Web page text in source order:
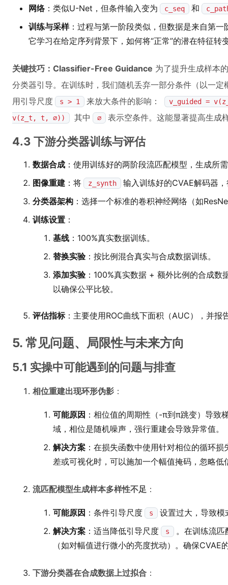
网络：类似U-Net，但条件输入变为 c_seq 和
训练与采样：过程与第一阶段类似，但数据是来自第
它学习在给定序列背景下，如何将“正常”的潜在特征转
关键技巧：Classifier-Free Guidance 为了提升生成样本
分类器引导。在训练时，我们随机丢弃一部分条件（以一
用引导尺度
s > 1 来放大条件的影响：
v_guided =
v(z_t, t, ∅))
其中 ∅ 表示空条件。这能显著提高生成
4.3 下游分类器训练与评估
数据合成 ：使用训练好的两阶段流匹配模型，生成所
图像重建 ：将 z_synth
输入训练好的CVAE解码器
分类器架构 ：选择一个标准的卷积神经网络（如
训练设置 ：
基线 ：100%真实数据训练。
替换实验：按比例混合真实与合成数据训练。
添加实验：100%真实数据 + 额外比例的合成数
以确保公平比较。
评估指标：主要使用ROC曲线下面积（AUC），并
5. 常见问题、局限性与未来方向
5.1 实操中可能遇到的问题与排查
相位重建出现环形伪影 ：
可能原因 ：相位值的周期性（-π到π跳变）导致
域，相位是随机噪声，强行重建会导致异常值。
解决方案 ：在损失函数中使用针对相位的循环
差或可视化时，可以施加一个幅值掩码，忽略低
流匹配模型生成样本多样性不足 ：
可能原因 ：条件引导尺度 s
设置过大，导致
解决方案 ：适当降低引导尺度 s
。在训练流
（如对幅值进行微小的亮度扰动）。确保
下游分类器在合成数据上过拟合 ：